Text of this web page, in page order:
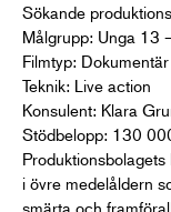
Sökande
Målgrupp: Unga 13
Filmtyp: Dokumentär
Teknik: Live action
Konsulent: Klara
Stödbelopp: 130
i övre medelåldern
smärta och